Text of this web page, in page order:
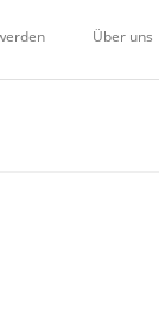
Über uns